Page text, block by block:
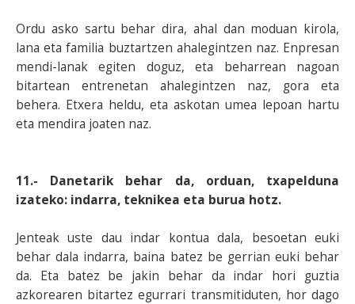
Ordu asko sartu behar dira, ahal dan moduan kirola,
lana eta familia buztartzen ahalegintzen naz. Enpresan
mendi-lanak egiten doguz, eta beharrean nagoan
bitartean entrenetan ahalegintzen naz, gora eta
behera. Etxera heldu, eta askotan umea lepoan hartu
eta mendira joaten naz.
11.- Danetarik behar da, orduan, txapelduna
izateko: indarra, teknikea eta burua hotz.
Jenteak uste dau indar kontua dala, besoetan euki
behar dala indarra, baina batez be gerrian euki behar
da. Eta batez be jakin behar da indar hori guztia
azkorearen bitartez egurrari transmitiduten, hor dago